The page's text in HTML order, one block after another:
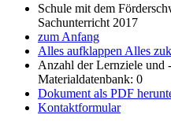
Schule mit dem
Sachunterricht 2017
zum Anfang
Alles aufklappen Alles
Anzahl der Lernziele und
Materialdatenbank: 0
Dokument als PDF
Kontaktformular